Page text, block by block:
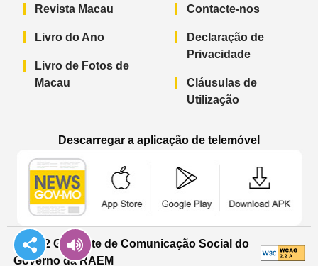
Revista Macau
Livro do Ano
Livro de Fotos de
Macau
Contacte-nos
Declaração de
Privacidade
Cláusulas de
Utilização
Descarregar a aplicação de telemóvel
© 2022 Gabinete de Comunicação Social do
Governo da RAEM